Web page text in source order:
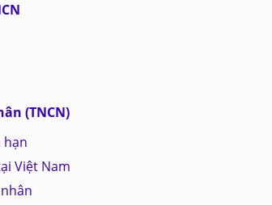
(TNCN)
hạn
Việt Nam